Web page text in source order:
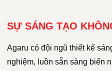
SỰ SÁNG TẠO
Agaru có đội ngũ thiết kế
nghiệm, luôn sẵn sàng biến